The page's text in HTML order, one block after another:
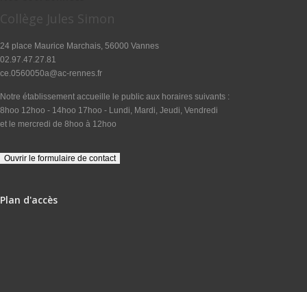
Collège Jules Simon
24 place Maurice Marchais, 56000 Vannes
02.97.47.27.81
ce.0560050a@ac-rennes.fr
Notre établissement accueille le public aux horaires suivants :
8hoo 12hoo - 14hoo 17hoo - Lundi, Mardi, Jeudi, Vendredi
et le mercredi de 8hoo à 12hoo
Plan d'accès